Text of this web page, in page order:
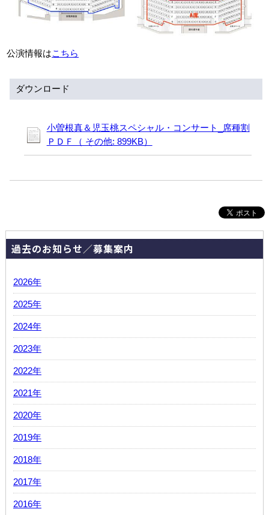
アクセシビリティ/
サービス
会員制度のご案内
サイトマップ トップに戻る
公演情報はこちら
ダウンロード
小曽根真＆児玉桃スペシャル・コンサート_席種割
ＰＤＦ（ その他: 899KB）
過去のお知らせ／募集案内
2026年
2025年
2024年
2023年
2022年
2021年
2020年
2019年
2018年
2017年
2016年